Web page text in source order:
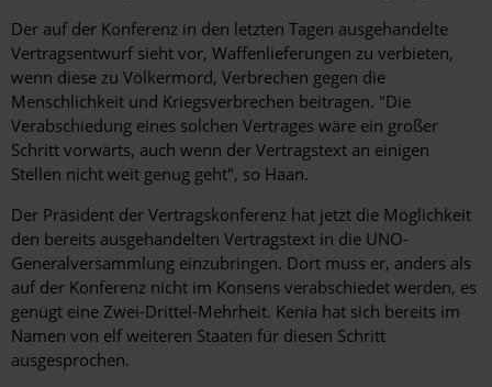
Der auf der Konferenz in den letzten Tagen ausgehandelte
Vertragsentwurf sieht vor, Waffenlieferungen zu verbieten,
wenn diese zu Völkermord, Verbrechen gegen die
Menschlichkeit und Kriegsverbrechen beitragen. "Die
Verabschiedung eines solchen Vertrages wäre ein großer
Schritt vorwärts, auch wenn der Vertragstext an einigen
Stellen nicht weit genug geht", so Haan.
Der Präsident der Vertragskonferenz hat jetzt die Möglichkeit
den bereits ausgehandelten Vertragstext in die UNO-
Generalversammlung einzubringen. Dort muss er, anders als
auf der Konferenz nicht im Konsens verabschiedet werden, es
genügt eine Zwei-Drittel-Mehrheit. Kenia hat sich bereits im
Namen von elf weiteren Staaten für diesen Schritt
ausgesprochen.